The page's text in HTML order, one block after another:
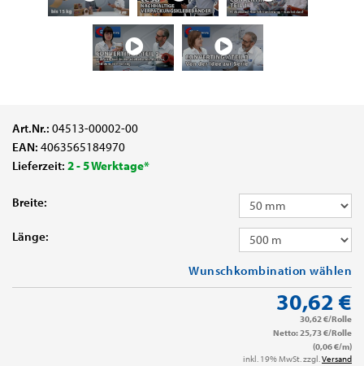
Art.Nr.: 04513-00002-00
EAN: 4063565184970
Lieferzeit: 2 - 5 Werktage*
Breite:
Länge:
Wunschkombination wählen
30,62 €
30,62 €/Rolle
Netto: 25,73 €/Rolle
(0,06 €/m)
inkl. 19% MwSt. zzgl. Versand